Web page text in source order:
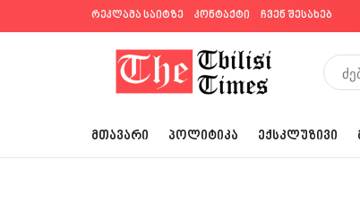
რეკლამა საიტზე კონტაქტი ჩვენ შესახებ
ᲛᲗᲐᲕᲐᲠᲘ ᲞᲝᲚᲘᲢᲘᲙᲐ ᲔᲥᲡᲙᲚᲣᲖᲘᲕᲘ